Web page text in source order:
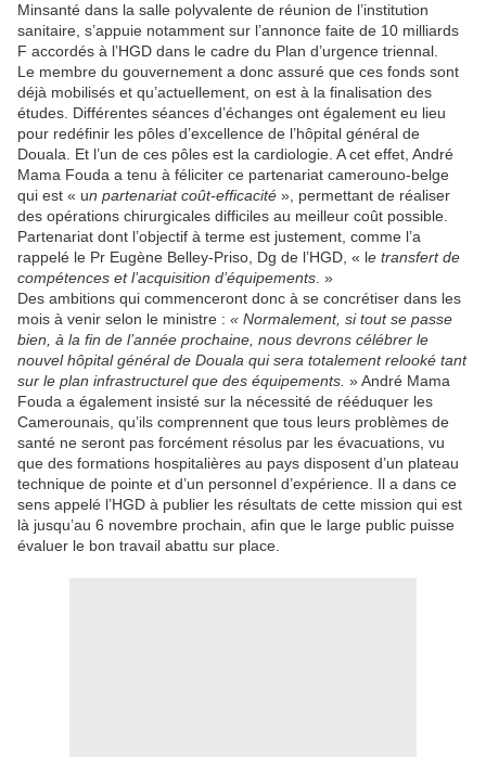
Minsanté dans la salle polyvalente de réunion de l’institution
sanitaire, s’appuie notamment sur l’annonce faite de 10 milliards
F accordés à l’HGD dans le cadre du Plan d’urgence triennal.
Le membre du gouvernement a donc assuré que ces fonds sont
déjà mobilisés et qu’actuellement, on est à la finalisation des
études. Différentes séances d’échanges ont également eu lieu
pour redéfinir les pôles d’excellence de l’hôpital général de
Douala. Et l’un de ces pôles est la cardiologie. A cet effet, André
Mama Fouda a tenu à féliciter ce partenariat camerouno-belge
qui est « un partenariat coût-efficacité », permettant de réaliser
des opérations chirurgicales difficiles au meilleur coût possible.
Partenariat dont l’objectif à terme est justement, comme l’a
rappelé le Pr Eugène Belley-Priso, Dg de l’HGD, « le transfert de
compétences et l’acquisition d’équipements . »
Des ambitions qui commenceront donc à se concrétiser dans les
mois à venir selon le ministre : « Normalement, si tout se passe
bien, à la fin de l’année prochaine, nous devrons célébrer le
nouvel hôpital général de Douala qui sera totalement relooké tant
sur le plan infrastructurel que des équipements. » André Mama
Fouda a également insisté sur la nécessité de rééduquer les
Camerounais, qu’ils comprennent que tous leurs problèmes de
santé ne seront pas forcément résolus par les évacuations, vu
que des formations hospitalières au pays disposent d’un plateau
technique de pointe et d’un personnel d’expérience. Il a dans ce
sens appelé l’HGD à publier les résultats de cette mission qui est
là jusqu’au 6 novembre prochain, afin que le large public puisse
évaluer le bon travail abattu sur place.